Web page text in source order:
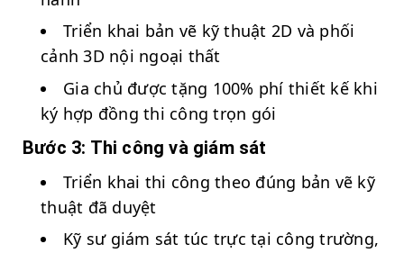
Triển khai bản vẽ kỹ thuật 2D và phối
cảnh 3D nội ngoại thất
Gia chủ được tặng 100% phí thiết kế khi
ký hợp đồng thi công trọn gói
Bước 3: Thi công và giám sát
Triển khai thi công theo đúng bản vẽ kỹ
thuật đã duyệt
Kỹ sư giám sát túc trực tại công trường,